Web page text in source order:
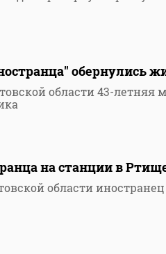
обернулись
области 43-
на станции в
области